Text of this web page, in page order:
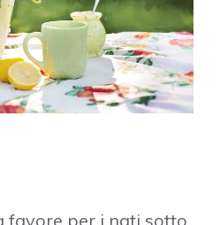
favore per i nati sotto